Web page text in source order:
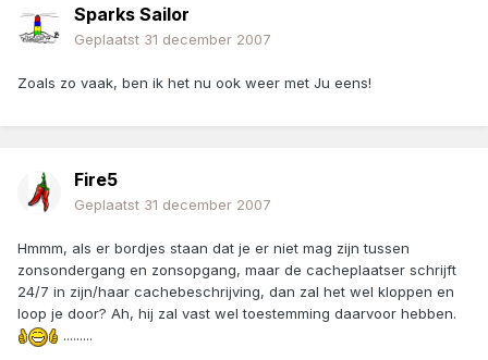
Sparks Sailor
Geplaatst 31 december 2007
Zoals zo vaak, ben ik het nu ook weer met Ju eens!
Fire5
Geplaatst 31 december 2007
Hmmm, als er bordjes staan dat je er niet mag zijn tussen
zonsondergang en zonsopgang, maar de cacheplaatser schrijft
24/7 in zijn/haar cachebeschrijving, dan zal het wel kloppen en
loop je door? Ah, hij zal vast wel toestemming daarvoor hebben.
.........